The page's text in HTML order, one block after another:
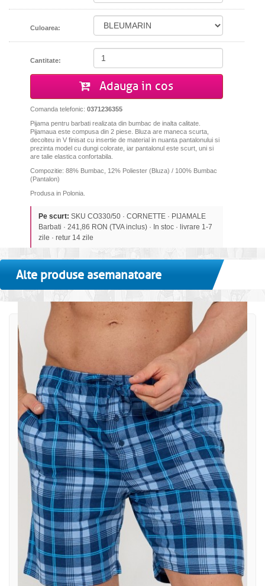
Culoarea:
Cantitate:
Adauga in cos
Comanda telefonic: 0371236355
Pijama pentru barbati realizata din bumbac de inalta calitate.
Pijamaua este compusa din 2 piese. Bluza are maneca scurta,
decolteu in V finisat cu insertie de material in nuanta pantalonului si
prezinta model cu dungi colorate, iar pantalonul este scurt, uni si
are talie elastica confortabila.
Compozitie: 88% Bumbac, 12% Poliester (Bluza) / 100% Bumbac
(Pantalon)
Produsa in Polonia.
Pe scurt: SKU CO330/50 · CORNETTE · PIJAMALE
Barbati · 241,86 RON (TVA inclus) · In stoc · livrare 1-7
zile · retur 14 zile
Alte produse asemanatoare